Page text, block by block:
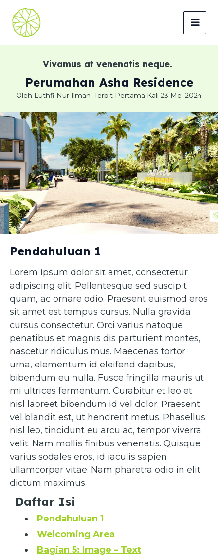
Lewati
konten
Vivamus at venenatis neque.
Perumahan Asha Residence
Oleh Luthfi Nur Ilman; Terbit Pertama Kali 23 Mei 2024
Pendahuluan 1
Lorem ipsum dolor sit amet, consectetur
adipiscing elit. Pellentesque sed suscipit
quam, ac ornare odio. Praesent euismod eros
sit amet est tempus cursus. Nulla gravida
cursus consectetur. Orci varius natoque
penatibus et magnis dis parturient montes,
nascetur ridiculus mus. Maecenas tortor
urna, elementum id eleifend dapibus,
bibendum eu nulla. Fusce fringilla mauris ut
mi ultrices fermentum. Curabitur et leo et
nisl laoreet bibendum id vel dolor. Praesent
vel blandit est, ut hendrerit metus. Phasellus
nisl leo, tincidunt eu arcu ac, tempor viverra
velit. Nam mollis finibus venenatis. Quisque
varius sodales eros, id iaculis sapien
ullamcorper vitae. Nam pharetra odio in elit
dictum maximus.
Daftar Isi
Pendahuluan 1
Welcoming Area
Bagian 5: Image – Text